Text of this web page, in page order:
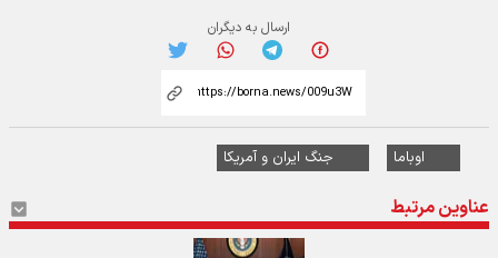
ارسال به دیگران
اوباما جنگ ایران و آمریکا
عناوین مرتبط